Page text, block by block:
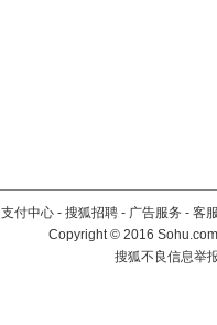
支付中心 - 搜狐招聘 - 广告服务 - 客
Copyright©2016
搜狐不良信息举